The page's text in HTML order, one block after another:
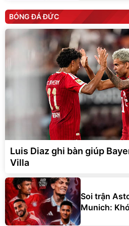
BÓNG ĐÁ ĐỨC
Luis Diaz ghi bàn giúp
Villa
Soi trận
Munich: